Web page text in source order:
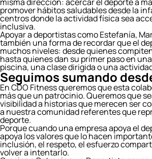
promover hábitos saludables desde la
centros donde la actividad física sea
inclusiva.
Apoyar a deportistas como Estefanía,
también una forma de recordar que el
muchos niveles: desde quienes
hasta quienes dan su primer paso en
piscina, una clase dirigida o una
Seguimos sumando
En CDO Fitness queremos que esta
más que un patrocinio. Queremos que
visibilidad a historias que merecen ser
a nuestra comunidad referentes que
deporte.
Porque cuando una empresa apoya el
apoya los valores que lo hacen
inclusión, el respeto, el esfuerzo
volver a intentarlo.